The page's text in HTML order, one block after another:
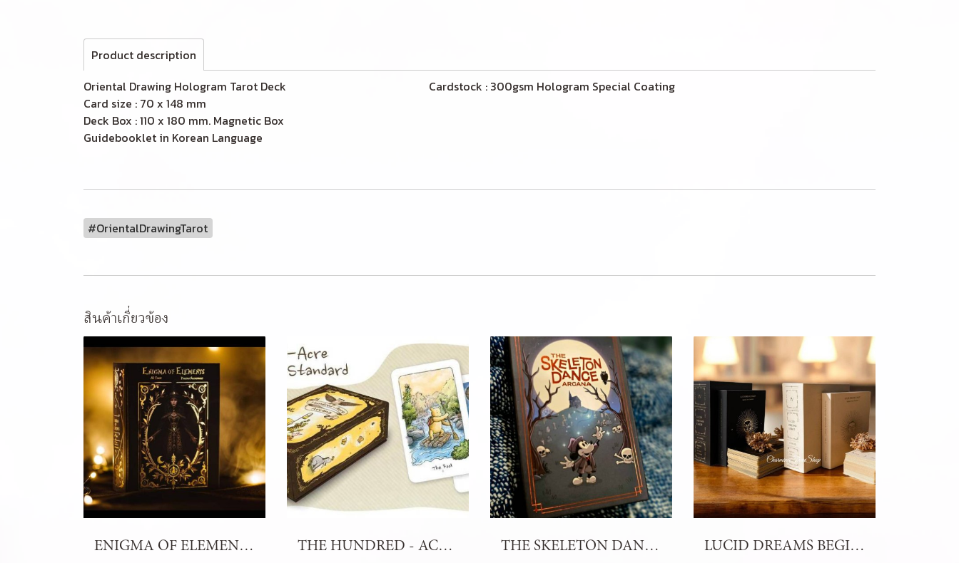
Product description
Oriental Drawing Hologram Tarot Deck Cardstock : 300gsm Hologram Special Coating
Card size : 70 x 148 mm
Deck Box : 110 x 180 mm. Magnetic Box
Guidebooklet in Korean Language
#OrientalDrawingTarot
สินค้าเกี่ยวข้อง
ENIGMA OF ELEMENTS TAROT DECK THE HUNDRED - ACRE ARCANA TAROT THE SKELETON DANCE ARCANA TAROT LUCID DREAMS BEGINNERS TAROT - 4th Edition